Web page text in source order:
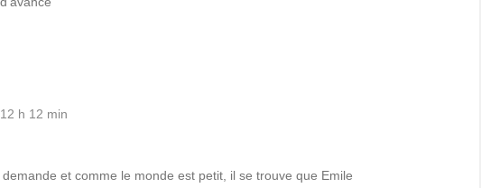
h 12 min
et comme le monde est petit, il se trouve que Emile